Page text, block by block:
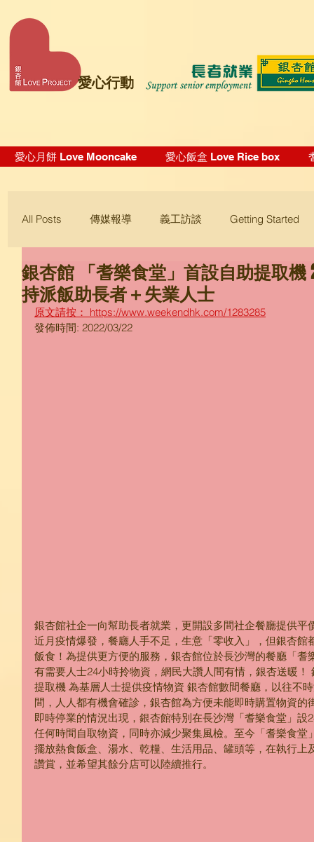
愛心行動
愛心月餅 Love Mooncake 愛心飯盒 Love Rice box
All Posts 傳媒報導 義工訪談 Getting Started
Blogging Tips
銀杏館 「耆樂食堂」首設自助提取機
持派飯助長者＋失業人士
原文請按： https://www.weekendhk.com/1283285
發佈時間: 2022/03/22
銀杏館社企一向幫助長者就業，更開設多間社企餐廳提供平
近月疫情爆發，餐廳人手不足，生意「零收入」，但銀杏館
飯食！為提供更方便的服務，銀杏館位於長沙灣的餐廳「耆
有需要人士24小時拎物資，網民大讚人間有情，銀杏送暖
提取機 為基層人士提供疫情物資 銀杏館數間餐廳，以往不
間，人人都有機會確診，銀杏館為方便未能即時購置物資
即時停業的情況出現，銀杏館特別在長沙灣「耆樂食堂」設
任何時間自取物資，同時亦減少聚集風檢。至今「耆樂食堂
擺放熱食飯盒、湯水、乾糧、生活用品、罐頭等，在執行上
讚賞，並希望其餘分店可以陸續推行。